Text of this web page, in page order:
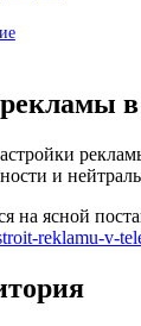
и
ясной
reklamu-v-